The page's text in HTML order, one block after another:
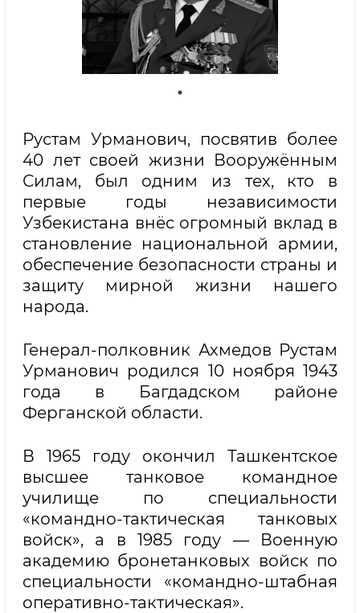
Рустам Урманович, посвятив более
40 лет своей жизни Вооружённым
Силам, был одним из тех, кто в
первые годы независимости
Узбекистана внёс огромный вклад в
становление национальной армии,
обеспечение безопасности страны и
защиту мирной жизни нашего
народа.
Генерал-полковник Ахмедов Рустам
Урманович родился 10 ноября 1943
года в Багдадском районе
Ферганской области.
В 1965 году окончил Ташкентское
высшее танковое командное
училище по специальности
«командно-тактическая танковых
войск», а в 1985 году — Военную
академию бронетанковых войск по
специальности «командно-штабная
оперативно-тактическая».